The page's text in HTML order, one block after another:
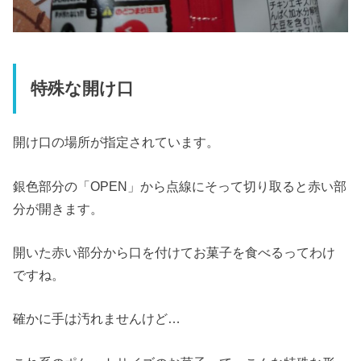
特殊な開け口
開け口の場所が指定されています。
銀色部分の「OPEN」から点線にそって切り取ると赤い部
分が開きます。
開いた赤い部分から口を付けてお菓子を食べるってわけ
ですね。
確かに手は汚れませんけど…